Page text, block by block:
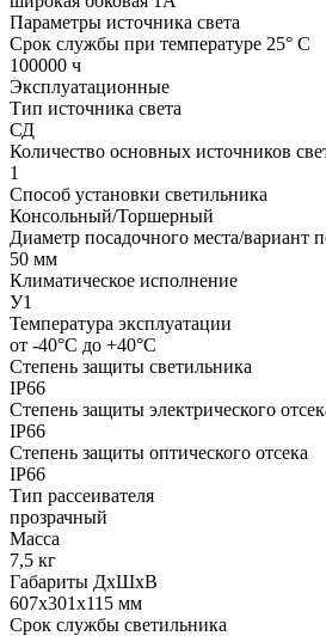
Параметры источника света
Срок службы при температуре 25° С
100000 ч
Эксплуатационные
Тип источника света
СД
Количество основных источников
1
Способ установки светильника
Консольный/Торшерный
Диаметр посадочного места/вариант
50 мм
Климатическое исполнение
У1
Температура эксплуатации
от -40°С до +40°С
Степень защиты светильника
IP66
Степень защиты электрического
IP66
Степень защиты оптического отсека
IP66
Тип рассеивателя
прозрачный
Масса
7,5 кг
Габариты ДхШхВ
607x301x115 мм
Срок службы светильника